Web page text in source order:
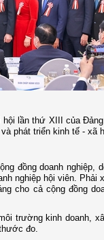
lần thứ XIII của
phát triển kinh tế - xã
đồng doanh nghiệp,
nghiệp hội viên. Phải
cho cả cộng đồng
trường kinh doanh,
đo.